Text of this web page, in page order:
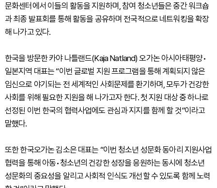
문화센터에서 이들의 활동을 지원하며, 참여 청소년들은 중간 워크숍
과 최종 발표회를 통해 활동을 공유하며 전국적으로 네트워킹을 확장
해 나가고 있다.
한국을 방문한 카야 나틀랜드(Kaja Natland) 오가논 아시아태평양•
일본지역 대표는 “이번 글로벌 지원 프로그램을 통해 계획되지 않은
임신으로 야기되는 전 세계적인 사회문제를 환기하며, 모두가 건강한
사회를 위해 필요한 지원을 해 나가고자 한다. 첫 지원 대상 중 하나로
선정된 이번 한국의 협력사업에도 관심과 지지를 함께 할 것”이라고
말했다.
또한 한국오가논 김소은 대표는 “이번 청소년 성문화 동아리 지원사업
협력을 통해 아동•청소년의 건강한 성장을 응원하는 동시에 청소년
성문화의 중요성을 알리고 사회적 인식도 개선할 수 있도록 함께 노력